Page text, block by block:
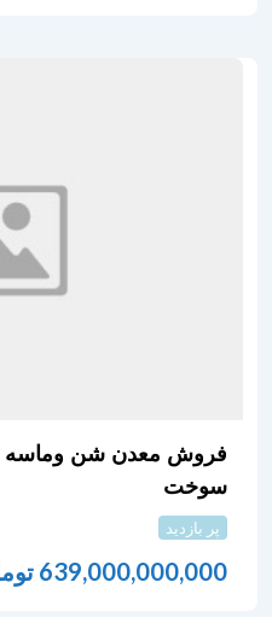
فروش معدن شن وماسه
سوخت
پر بازدید
639,000,000,000